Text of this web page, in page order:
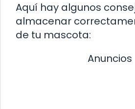
Aquí hay algunos
almacenar
de tu mascota:
Anuncios